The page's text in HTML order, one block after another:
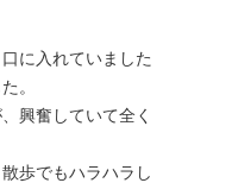
に入れていました
。
興奮していて全く
歩でもハラハラし